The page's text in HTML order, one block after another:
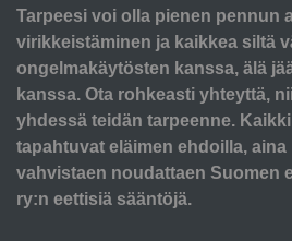
Tarpeesi voi olla pienen pennun
virikkeistäminen ja kaikkea siltä
ongelmakäytösten kanssa, älä
kanssa. Ota rohkeasti yhteyttä,
yhdessä teidän tarpeenne.
tapahtuvat eläimen ehdoilla,
vahvistaen noudattaen Suomen
ry:n eettisiä sääntöjä.